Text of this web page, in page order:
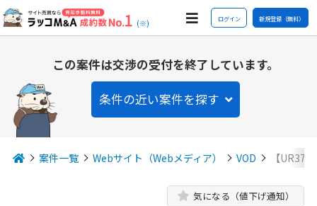
(※) ログイン 新規登録（無料）
この案件は交渉の受付を終了しています。
条件の近い案件を探す
案件一覧 Webサイト（Webメディア） VOD 【
気になる（値下げ通知）